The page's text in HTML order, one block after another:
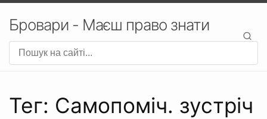
Бровари - Маєш право знати
Тег: Самопоміч. зустріч